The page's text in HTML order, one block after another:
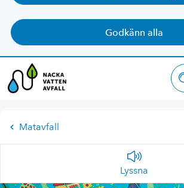
Godkänn alla
Matavfall
Lyssna